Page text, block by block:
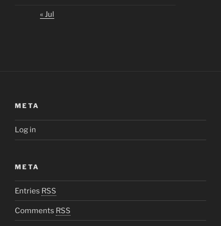
« Jul
META
Log in
META
Entries RSS
Comments RSS